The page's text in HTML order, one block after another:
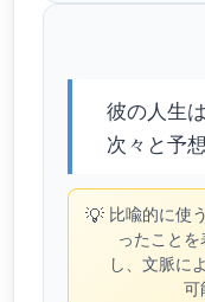
彼の人生
次々と予
💡 比喩的に使
ったこと
し、文脈に
可